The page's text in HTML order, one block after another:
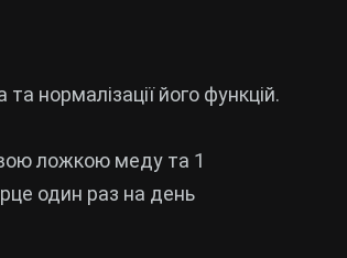
нормалізації його функцій.
ложкою меду та 1
один раз на день